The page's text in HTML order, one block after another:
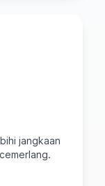
jangkaan